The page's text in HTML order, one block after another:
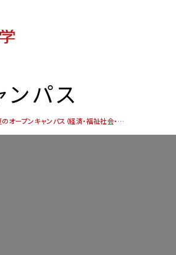
ンパス
7/12開催 夏のオープンキャンパス（経済・福祉社会・国際文化学部対象）